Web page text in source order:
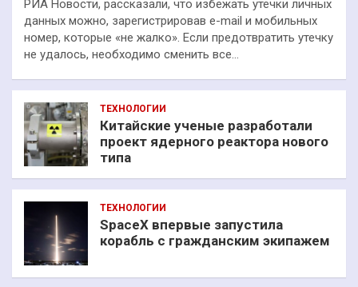
РИА Новости, рассказали, что избежать утечки личных
данных можно, зарегистрировав e-mail и мобильных
номер, которые «не жалко». Если предотвратить утечку
не удалось, необходимо сменить все…
ТЕХНОЛОГИИ
Китайские ученые разработали
проект ядерного реактора нового
типа
ТЕХНОЛОГИИ
SpaceX впервые запустила
корабль с гражданским экипажем